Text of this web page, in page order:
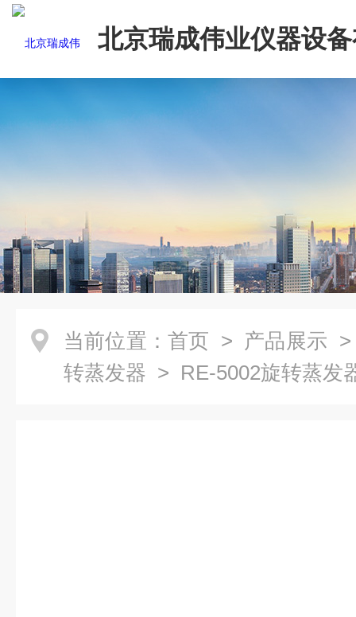
北京瑞成伟业仪器设
司
当前位置： 首页 > 产品展示
转蒸发器 > RE-5002旋转蒸发